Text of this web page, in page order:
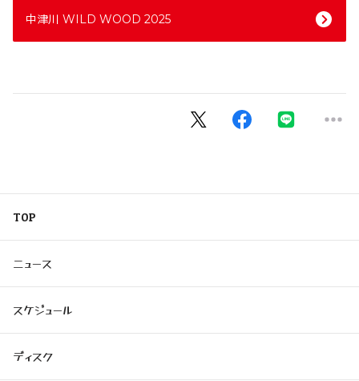
中津川 WILD WOOD 2025
TOP
ニュース
スケジュール
ディスク